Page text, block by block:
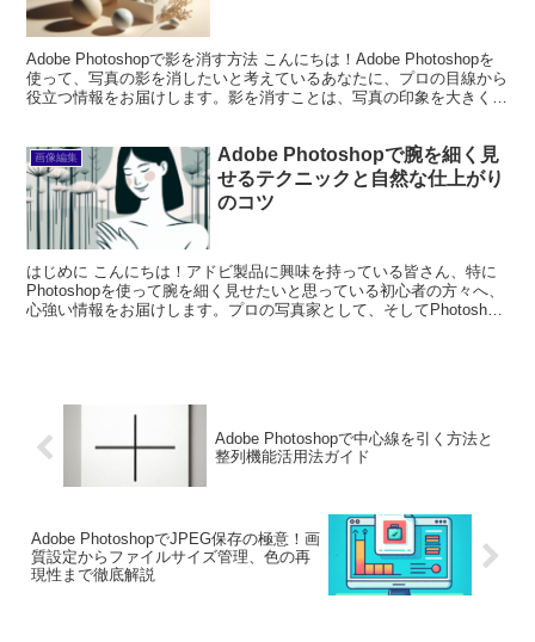
Adobe Photoshopで影を消す方法 こんにちは！Adobe Photoshopを
使って、写真の影を消したいと考えているあなたに、プロの目線から
役立つ情報をお届けします。影を消すことは、写真の印象を大きく変
画像編集
Adobe Photoshopで腕を細く見
せるテクニックと自然な仕上がり
のコツ
はじめに こんにちは！アドビ製品に興味を持っている皆さん、特に
Photoshopを使って腕を細く見せたいと思っている初心者の方々へ、
心強い情報をお届けします。プロの写真家として、そしてPhotoshop
Adobe Photoshopで中心線を引く方法と
整列機能活用法ガイド
Adobe PhotoshopでJPEG保存の極意！画
質設定からファイルサイズ管理、色の再
現性まで徹底解説